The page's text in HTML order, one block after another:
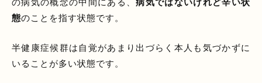
の病気の概念の中間にある、病気ではないけれど辛い状
態のことを指す状態です。
半健康症候群は自覚があまり出づらく本人も気づかずに
いることが多い状態です。